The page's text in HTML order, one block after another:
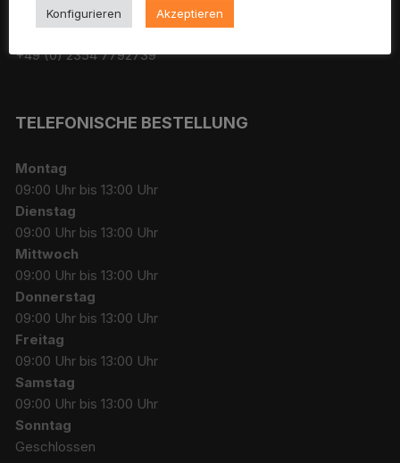
info@mc-genuineparts.de
+49 (0) 2354 7792739
TELEFONISCHE BESTELLUNG
Montag
09:00 Uhr bis 13:00 Uhr
Dienstag
09:00 Uhr bis 13:00 Uhr
Mittwoch
09:00 Uhr bis 13:00 Uhr
Donnerstag
09:00 Uhr bis 13:00 Uhr
Freitag
09:00 Uhr bis 13:00 Uhr
Samstag
09:00 Uhr bis 13:00 Uhr
Sonntag
Geschlossen
Konfigurieren Akzeptieren